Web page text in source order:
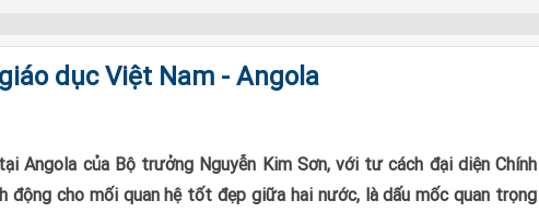
dục Việt Nam - Angola
Angola của Bộ trưởng Nguyễn Kim Sơn, với tư cách đại diện Chính
động cho mối quan hệ tốt đẹp giữa hai nước, là dấu mốc quan trọng